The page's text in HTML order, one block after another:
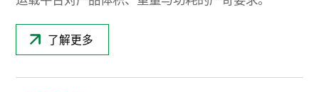
了解更多